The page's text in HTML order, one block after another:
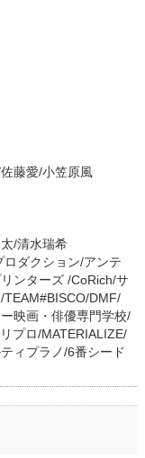
藤愛/小笠原風
/清水瑞希
ダクション/アンテ
ンターズ /CoRich/サ
TEAM#BISCO/DMF/
映画・俳優専門学校/
プロ/MATERIALIZE/
ィプラノ/6番シード